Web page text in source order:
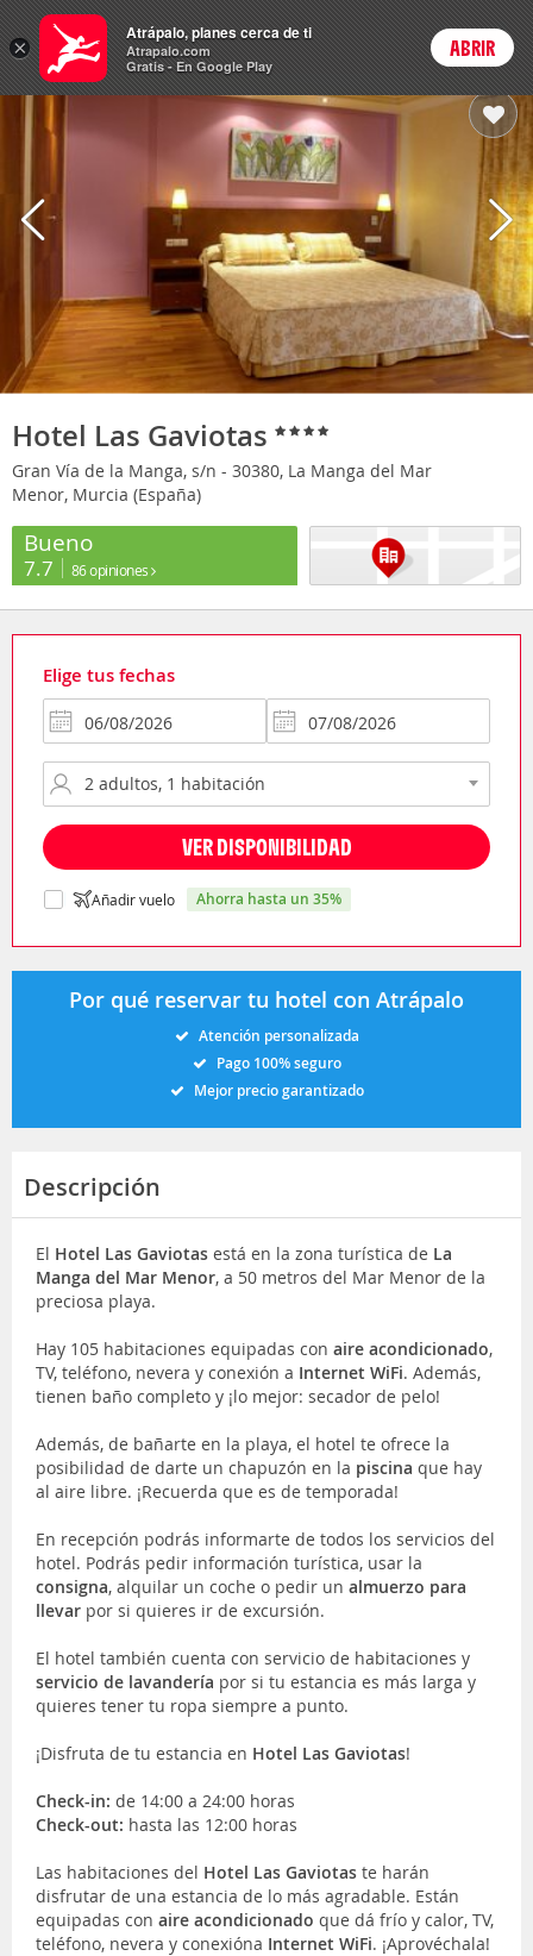
Hoteles Login
Hotel Las Gaviotas
Gran Vía de la Manga, s/n - 30380, La Manga del Mar
Menor, Murcia (España)
Bueno
7.7 86 opiniones
Elige tus fechas
VER DISPONIBILIDAD
Añadir vuelo ahorra hasta un 35%
Por qué reservar tu hotel con Atrápalo
Atención personalizada
Pago 100% seguro
Mejor precio garantizado
Descripción
El Hotel Las Gaviotas está en la zona turística de La
Manga del Mar Menor, a 50 metros del Mar Menor de la
preciosa playa.
Hay 105 habitaciones equipadas con aire acondicionado,
TV, teléfono, nevera y conexión a Internet WiFi. Además,
tienen baño completo y ¡lo mejor: secador de pelo!
Además, de bañarte en la playa, el hotel te ofrece la
posibilidad de darte un chapuzón en la piscina que hay
al aire libre. ¡Recuerda que es de temporada!
En recepción podrás informarte de todos los servicios del
hotel. Podrás pedir información turística, usar la
consigna, alquilar un coche o pedir un almuerzo para
llevar por si quieres ir de excursión.
El hotel también cuenta con servicio de habitaciones y
servicio de lavandería por si tu estancia es más larga y
quieres tener tu ropa siempre a punto.
¡Disfruta de tu estancia en Hotel Las Gaviotas!
Check-in: de 14:00 a 24:00 horas
Check-out: hasta las 12:00 horas
Las habitaciones del Hotel Las Gaviotas te harán
disfrutar de una estancia de lo más agradable. Están
equipadas con aire acondicionado que dá frío y calor, TV,
teléfono, nevera y conexióna Internet WiFi. ¡Aprovéchala!
×
Atrápalo, planes cerca de ti
Atrapalo.com
Gratis - En Google Play
ABRIR